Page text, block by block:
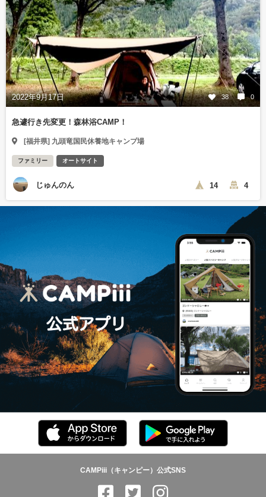
2022年9月17日 38 0
急遽行き先変更！森林浴CAMP！
[福井県] 九頭竜国民休養地キャンプ場
ファミリー オートサイト
じゅんのん 14 4
CAMPiii（キャンピー）公式SNS